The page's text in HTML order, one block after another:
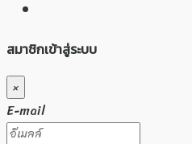
สมาชิกเข้าสู่ระบบ
×
E-mail